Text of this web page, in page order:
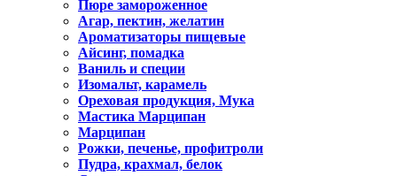
Пюре замороженное
Агар, пектин, желатин
Ароматизаторы пищевые
Айсинг, помадка
Ваниль и специи
Изомальт, карамель
Ореховая продукция, Мука
Мастика Марципан
Марципан
Рожки, печенье, профитроли
Пудра, крахмал, белок